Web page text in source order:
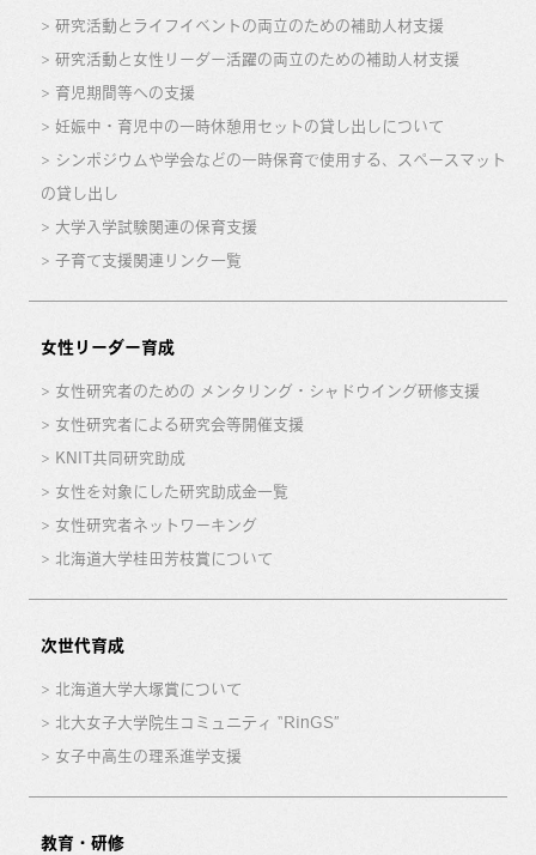
研究活動とライフイベントの両立のための補助人材支援
研究活動と女性リーダー活躍の両立のための補助人材支援
育児期間等への支援
妊娠中・育児中の一時休憩用セットの貸し出しについて
シンポジウムや学会などの一時保育で使用する、スペースマット
の貸し出し
大学入学試験関連の保育支援
子育て支援関連リンク一覧
女性リーダー育成
女性研究者のための メンタリング・シャドウイング研修支援
女性研究者による研究会等開催支援
KNIT共同研究助成
女性を対象にした研究助成金一覧
女性研究者ネットワーキング
北海道大学桂田芳枝賞について
次世代育成
北海道大学大塚賞について
北大女子大学院生コミュニティ “RinGS”
女子中高生の理系進学支援
教育・研修